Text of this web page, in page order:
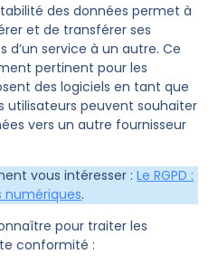
des données permet à
et de transférer ses
d’un service à un autre. Ce
pertinent pour les
des logiciels en tant que
utilisateurs peuvent souhaiter
vers un autre fournisseur
vous intéresser :Le RGPD :
numériques.
pour traiter les
conformité :